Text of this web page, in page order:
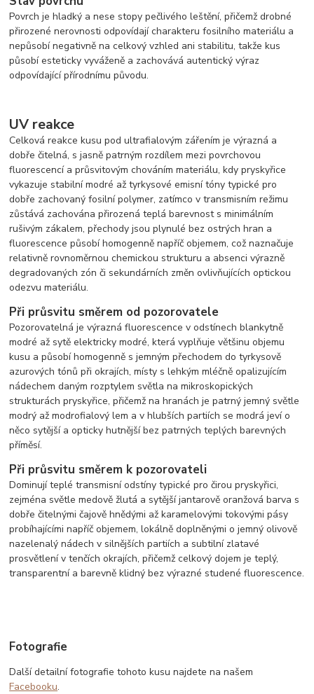
Povrch je hladký a nese stopy pečlivého leštění, přičemž drobné
přirozené nerovnosti odpovídají charakteru fosilního materiálu a
nepůsobí negativně na celkový vzhled ani stabilitu, takže kus
působí esteticky vyváženě a zachovává autentický výraz
odpovídající přírodnímu původu.
UV reakce
Celková reakce kusu pod ultrafialovým zářením je výrazná a
dobře čitelná, s jasně patrným rozdílem mezi povrchovou
fluorescencí a průsvitovým chováním materiálu, kdy pryskyřice
vykazuje stabilní modré až tyrkysové emisní tóny typické pro
dobře zachovaný fosilní polymer, zatímco v transmisním režimu
zůstává zachována přirozená teplá barevnost s minimálním
rušivým zákalem, přechody jsou plynulé bez ostrých hran a
fluorescence působí homogenně napříč objemem, což naznačuje
relativně rovnoměrnou chemickou strukturu a absenci výrazně
degradovaných zón či sekundárních změn ovlivňujících optickou
odezvu materiálu.
Při průsvitu směrem od pozorovatele
Pozorovatelná je výrazná fluorescence v odstínech blankytně
modré až sytě elektricky modré, která vyplňuje většinu objemu
kusu a působí homogenně s jemným přechodem do tyrkysově
azurových tónů při okrajích, místy s lehkým mléčně opalizujícím
nádechem daným rozptylem světla na mikroskopických
strukturách pryskyřice, přičemž na hranách je patrný jemný světle
modrý až modrofialový lem a v hlubších partiích se modrá jeví o
něco sytější a opticky hutnější bez patrných teplých barevných
příměsí.
Při průsvitu směrem k pozorovateli
Dominují teplé transmisní odstíny typické pro čirou pryskyřici,
zejména světle medově žlutá a sytější jantarově oranžová barva s
dobře čitelnými čajově hnědými až karamelovými tokovými pásy
probíhajícími napříč objemem, lokálně doplněnými o jemný olivově
nazelenalý nádech v silnějších partiích a subtilní zlatavé
prosvětlení v tenčích okrajích, přičemž celkový dojem je teplý,
transparentní a barevně klidný bez výrazné studené fluorescence.
Fotografie
Další detailní fotografie tohoto kusu najdete na našem
Facebooku.